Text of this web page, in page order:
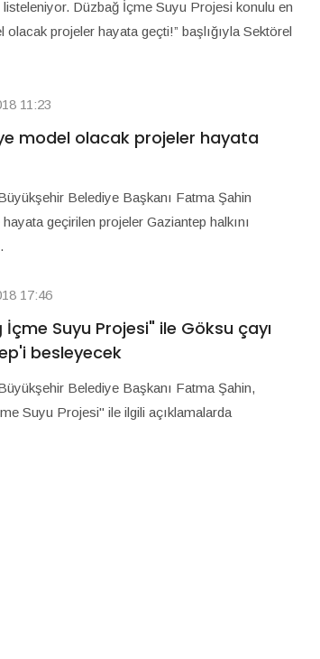
Düzbağ İçme Suyu Projesi konulu en
projeler hayata geçti!” başlığıyla Sektörel
11:23
model olacak projeler hayata
Belediye Başkanı Fatma Şahin
geçirilen projeler Gaziantep halkını
17:46
İçme Suyu Projesi" ile Göksu çayı
besleyecek
Belediye Başkanı Fatma Şahin,
Suyu Projesi" ile ilgili açıklamalarda